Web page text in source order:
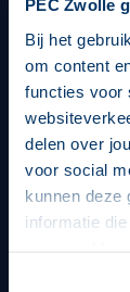
PEC Zwolle
Bij het
om content
functies voor
delen over
voor social
kunnen deze
informatie